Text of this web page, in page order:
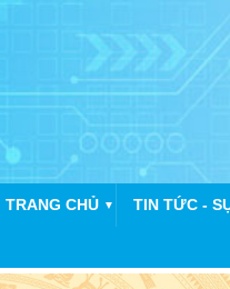
TRANG CHỦ ▼ TIN TỨC -